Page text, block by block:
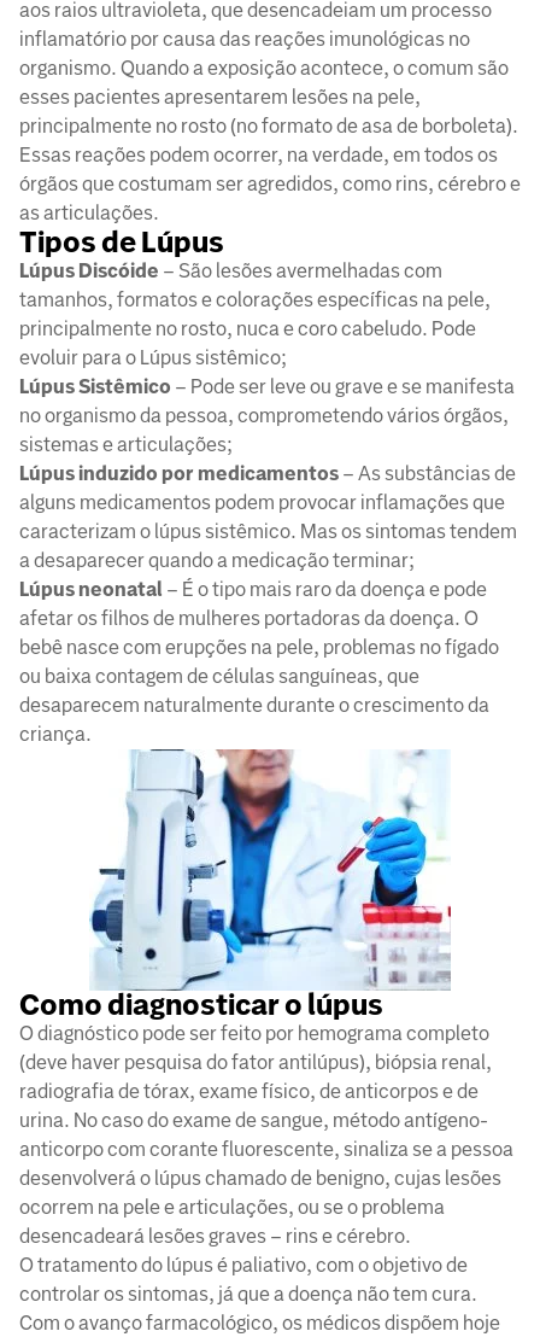
aos raios ultravioleta, que desencadeiam um processo
inflamatório por causa das reações imunológicas no
organismo. Quando a exposição acontece, o comum são
esses pacientes apresentarem lesões na pele,
principalmente no rosto (no formato de asa de borboleta).
Essas reações podem ocorrer, na verdade, em todos os
órgãos que costumam ser agredidos, como rins, cérebro e
as articulações.
Tipos de Lúpus
Lúpus Discóide – São lesões avermelhadas com
tamanhos, formatos e colorações específicas na pele,
principalmente no rosto, nuca e coro cabeludo. Pode
evoluir para o Lúpus sistêmico;
Lúpus Sistêmico – Pode ser leve ou grave e se manifesta
no organismo da pessoa, comprometendo vários órgãos,
sistemas e articulações;
Lúpus induzido por medicamentos – As substâncias de
alguns medicamentos podem provocar inflamações que
caracterizam o lúpus sistêmico. Mas os sintomas tendem
a desaparecer quando a medicação terminar;
Lúpus neonatal – É o tipo mais raro da doença e pode
afetar os filhos de mulheres portadoras da doença. O
bebê nasce com erupções na pele, problemas no fígado
ou baixa contagem de células sanguíneas, que
desaparecem naturalmente durante o crescimento da
criança.
Como diagnosticar o lúpus
O diagnóstico pode ser feito por hemograma completo
(deve haver pesquisa do fator antilúpus), biópsia renal,
radiografia de tórax, exame físico, de anticorpos e de
urina. No caso do exame de sangue, método antígeno-
anticorpo com corante fluorescente, sinaliza se a pessoa
desenvolverá o lúpus chamado de benigno, cujas lesões
ocorrem na pele e articulações, ou se o problema
desencadeará lesões graves – rins e cérebro.
O tratamento do lúpus é paliativo, com o objetivo de
controlar os sintomas, já que a doença não tem cura.
Com o avanço farmacológico, os médicos dispõem hoje